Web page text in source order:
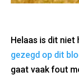
Helaas is dit niet
gezegd op dit
gaat vaak fout